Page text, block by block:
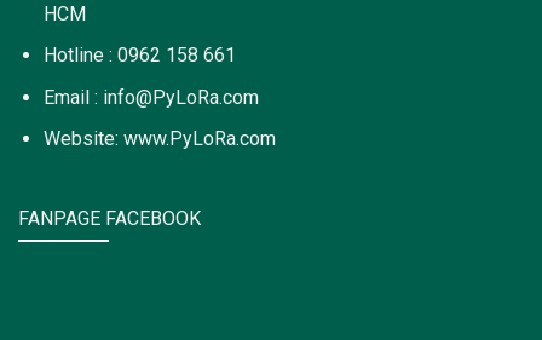
HCM
Hotline : 0962 158 661
Email : info@PyLoRa.com
Website: www.PyLoRa.com
FANPAGE FACEBOOK